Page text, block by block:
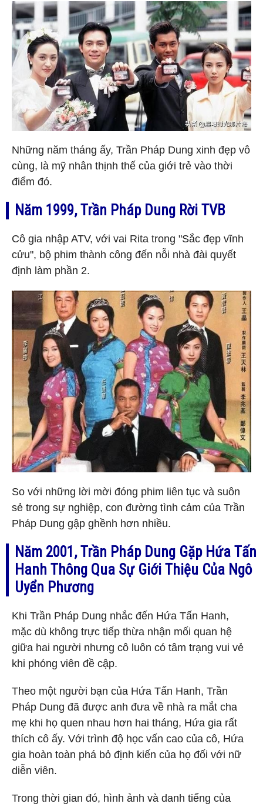
Những năm tháng ấy, Trần Pháp Dung xinh đẹp vô
cùng, là mỹ nhân thịnh thế của giới trẻ vào thời
điểm đó.
Năm 1999, Trần Pháp Dung Rời TVB
Cô gia nhập ATV, với vai Rita trong "Sắc đẹp vĩnh
cửu", bộ phim thành công đến nỗi nhà đài quyết
định làm phần 2.
So với những lời mời đóng phim liên tục và suôn
sẻ trong sự nghiệp, con đường tình cảm của Trần
Pháp Dung gập ghềnh hơn nhiều.
Năm 2001, Trần Pháp Dung Gặp Hứa Tấn
Hanh Thông Qua Sự Giới Thiệu Của Ngô
Uyển Phương
Khi Trần Pháp Dung nhắc đến Hứa Tấn Hanh,
mặc dù không trực tiếp thừa nhận mối quan hệ
giữa hai người nhưng cô luôn có tâm trạng vui vẻ
khi phóng viên đề cập.
Theo một người bạn của Hứa Tấn Hanh, Trần
Pháp Dung đã được anh đưa về nhà ra mắt cha
mẹ khi họ quen nhau hơn hai tháng, Hứa gia rất
thích cô ấy. Với trình độ học vấn cao của cô, Hứa
gia hoàn toàn phá bỏ định kiến ​​của họ đối với nữ
diễn viên.
Trong thời gian đó, hình ảnh và danh tiếng của